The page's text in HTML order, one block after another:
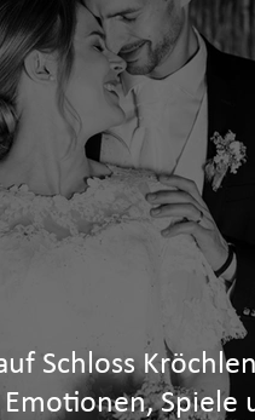
Schloss
Spiele